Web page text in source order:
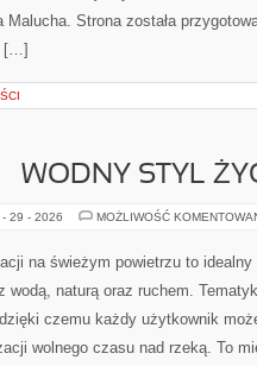
Malucha. Strona została
[…]
WODNY STYL
- 29 - 2026 MOŻLIWOŚĆ
na świeżym powietrzu to
wodą, naturą oraz ruchem.
czemu każdy użytkownik
wolnego czasu nad rzeką. To